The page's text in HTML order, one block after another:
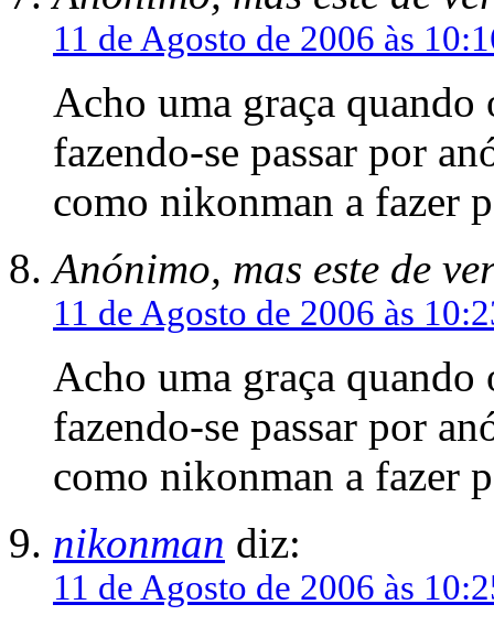
11 de Agosto de 2006 às
Acho uma graça
fazendo-se passar por
como nikonman a fazer
Anónimo, mas este de
11 de Agosto de 2006 às
Acho uma graça
fazendo-se passar por
como nikonman a fazer
nikonman diz:
11 de Agosto de 2006 às